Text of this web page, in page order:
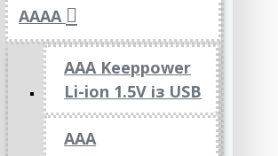
АААА
AAA Keeppower
Li-ion 1.5V із USB
ААА